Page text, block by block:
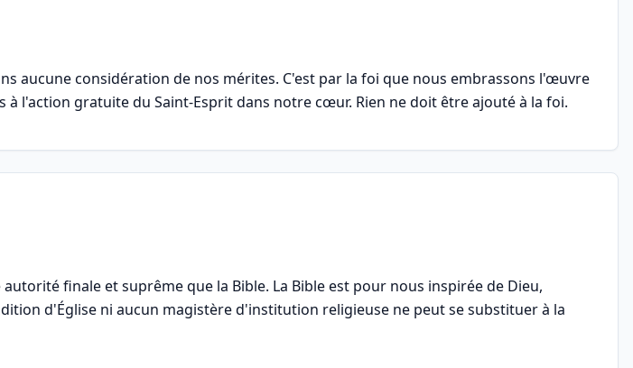
aucune considération de nos mérites. C'est par la foi que nous embrassons l'œuvre
à l'action gratuite du Saint-Esprit dans notre cœur. Rien ne doit être ajouté à la foi.
finale et suprême que la Bible. La Bible est pour nous inspirée de Dieu,
d'Église ni aucun magistère d'institution religieuse ne peut se substituer à la